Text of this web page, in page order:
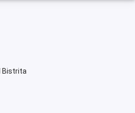
Bistrita